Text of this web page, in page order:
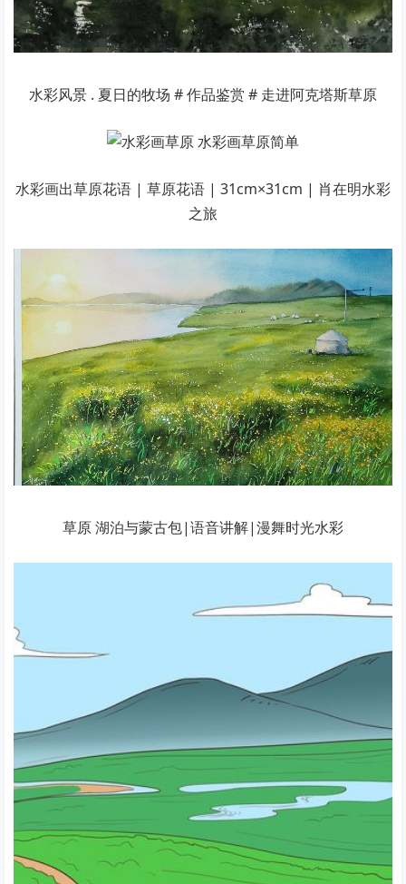
水彩风景 . 夏日的牧场 # 作品鉴赏 # 走进阿克塔斯草原
水彩画出草原花语 | 草原花语 | 31cm×31cm | 肖在明水彩
之旅
草原 湖泊与蒙古包|语音讲解|漫舞时光水彩